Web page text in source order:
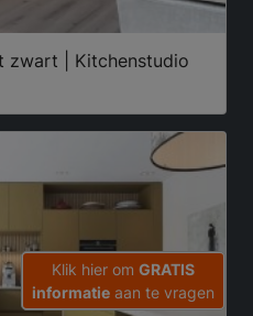
zwart | Kitchenstudio
Klik hier om GRATIS
informatie aan te vragen